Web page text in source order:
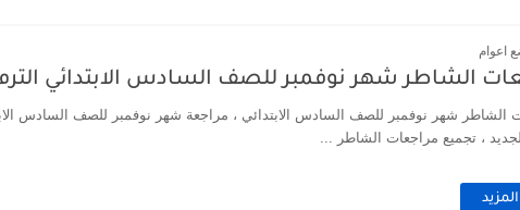
الترم الأول 2025
الأول 2025
اعوام
الشاطر شهر نوفمبر للصف السادس الابتدائي الترم
الشاطر شهر نوفمبر للصف السادس الابتدائي ، مراجعة شهر نوفمبر للصف السادس
، تجميع مراجعات الشاطر ...